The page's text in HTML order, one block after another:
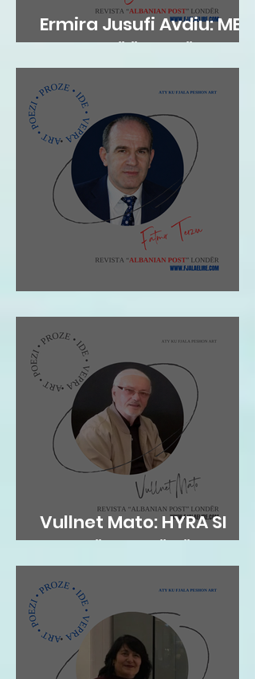
Ermira Jusufi Avdiu: ME
FLATRA TË ËNDRRËS
Fatmir Terziu: Shqipja
Vullnet Mato: HYRA SI
ZOG NË FOLENË TËNDE